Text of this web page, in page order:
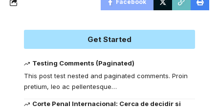
Facebook
Get Started
Testing Comments (Paginated)
This post test nested and paginated comments. Proin
pretium, leo ac pellentesque…
Corte Penal Internacional: Cerca de decidir si